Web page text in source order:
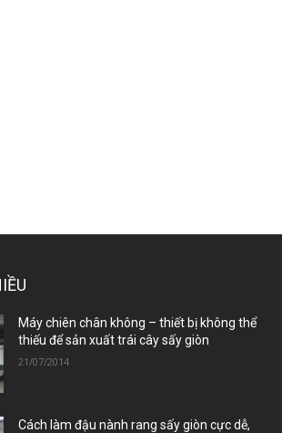
Máy chiên chân không – thiết bị không thể
thiếu để sản xuất trái cây sấy giòn
21/07/2014
Cách làm đậu nành rang sấy giòn cực dễ,